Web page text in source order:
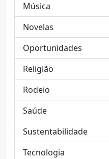
Música
Novelas
Oportunidades
Religião
Rodeio
Saúde
Sustentabilidade
Tecnologia